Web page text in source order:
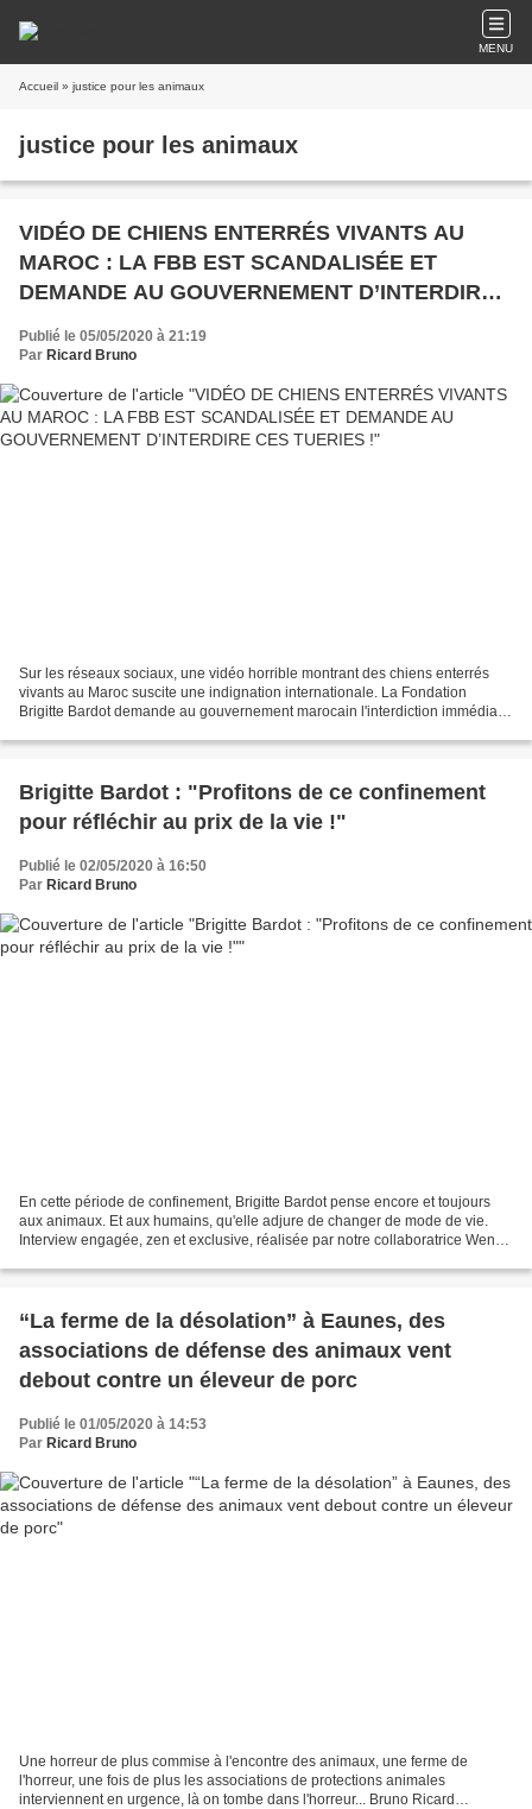
MENU
Accueil » justice pour les animaux
justice pour les animaux
VIDÉO DE CHIENS ENTERRÉS VIVANTS AU
MAROC : LA FBB EST SCANDALISÉE ET
DEMANDE AU GOUVERNEMENT D’INTERDIRE
CES TUERIES !
Publié le 05/05/2020 à 21:19
Par Ricard Bruno
Sur les réseaux sociaux, une vidéo horrible montrant des chiens enterrés
vivants au Maroc suscite une indignation internationale. La Fondation
Brigitte Bardot demande au gouvernement marocain l'interdiction immédiate
Brigitte Bardot : "Profitons de ce confinement
pour réfléchir au prix de la vie !"
Publié le 02/05/2020 à 16:50
Par Ricard Bruno
En cette période de confinement, Brigitte Bardot pense encore et toujours
aux animaux. Et aux humains, qu'elle adjure de changer de mode de vie.
Interview engagée, zen et exclusive, réalisée par notre collaboratrice Wendy
“La ferme de la désolation” à Eaunes, des
associations de défense des animaux vent
debout contre un éleveur de porc
Publié le 01/05/2020 à 14:53
Par Ricard Bruno
Une horreur de plus commise à l'encontre des animaux, une ferme de
l'horreur, une fois de plus les associations de protections animales
interviennent en urgence, là on tombe dans l'horreur... Bruno Ricard